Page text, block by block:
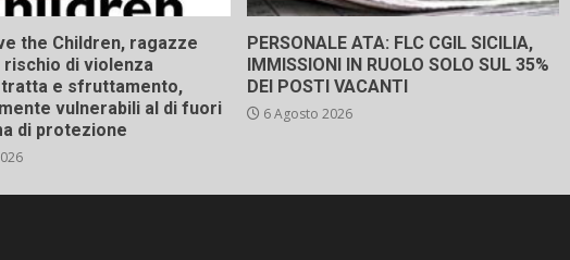
the Children, ragazze
rischio di violenza
e sfruttamento,
vulnerabili al di fuori
di protezione
PERSONALE ATA: FLC CGIL SICILIA,
IMMISSIONI IN RUOLO SOLO SUL 35%
DEI POSTI VACANTI
6 Agosto 2026